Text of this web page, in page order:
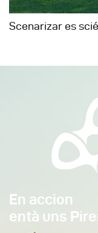
Scenarizar es
En accion
entà uns